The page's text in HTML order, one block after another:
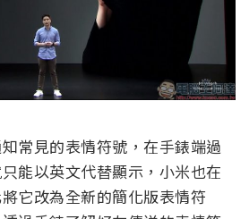
常見的表情符號，在手錶端過
能以英文代替顯示，小米也在
它改為全新的簡化版表情符